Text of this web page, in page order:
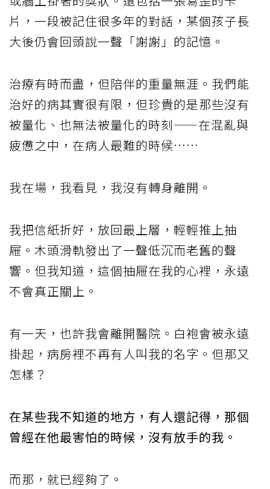
片，一段被記住很多年的對話，某個孩子長
大後仍會回頭說一聲「謝謝」的記憶。
治療有時而盡，但陪伴的重量無涯。我們能
治好的病其實很有限，但珍貴的是那些沒有
被量化、也無法被量化的時刻——在混亂與
疲憊之中，在病人最難的時候……
我在場，我看見，我沒有轉身離開。
我把信紙折好，放回最上層，輕輕推上抽
屜。木頭滑軌發出了一聲低沉而老舊的聲
響。但我知道，這個抽屜在我的心裡，永遠
不會真正關上。
有一天，也許我會離開醫院。白袍會被永遠
掛起，病房裡不再有人叫我的名字。但那又
怎樣？
在某些我不知道的地方，有人還記得，那個
曾經在他最害怕的時候，沒有放手的我。
而那，就已經夠了。